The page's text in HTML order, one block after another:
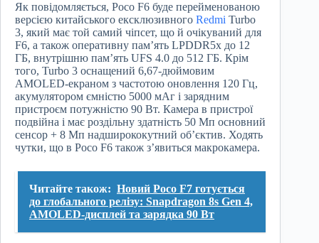
Як повідомляється, Poco F6 буде перейменованою
версією китайського ексклюзивного Redmi Turbo
3, який має той самий чіпсет, що й очікуваний для
F6, а також оперативну пам’ять LPDDR5x до 12
ГБ, внутрішню пам’ять UFS 4.0 до 512 ГБ. Крім
того, Turbo 3 оснащений 6,67-дюймовим
AMOLED-екраном з частотою оновлення 120 Гц,
акумулятором ємністю 5000 мАг і зарядним
пристроєм потужністю 90 Вт. Камера в пристрої
подвійна і має роздільну здатність 50 Мп основний
сенсор + 8 Мп надширококутний об’єктив. Ходять
чутки, що в Poco F6 також з’явиться макрокамера.
Читайте також: Новий Poco F7 готується
до глобального релізу: Snapdragon 8s Gen 4,
AMOLED-дисплей та зарядка 90 Вт